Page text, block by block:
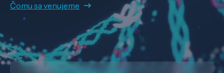
Čomu sa venujeme